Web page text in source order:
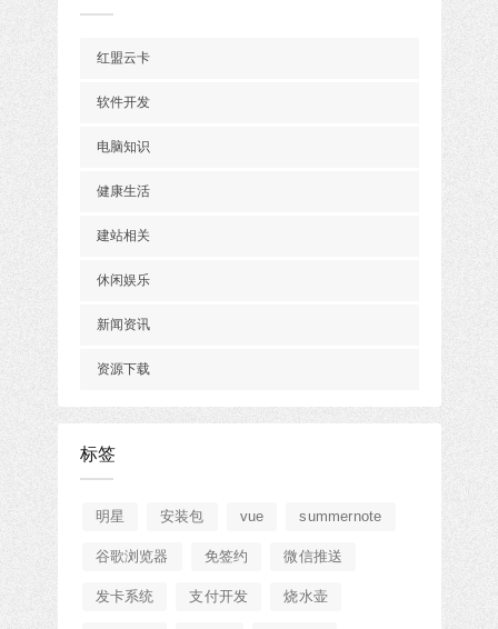
红盟云卡
软件开发
电脑知识
健康生活
建站相关
休闲娱乐
新闻资讯
资源下载
标签
明星 安装包 vue summernote
谷歌浏览器 免签约 微信推送
发卡系统 支付开发 烧水壶